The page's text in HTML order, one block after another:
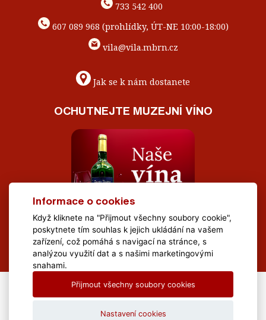
733 542 400
607 089 968 (prohlídky, ÚT-NE 10:00-18:00)
vila@vila.mbrn.cz
Jak se k nám dostanete
OCHUTNEJTE MUZEJNÍ VÍNO
All Rights Reserved Muzeum Brněnska © 2020, Webdesign by
Informace o cookies
Když kliknete na "Přijmout všechny soubory cookie",
poskytnete tím souhlas k jejich ukládání na vašem
zařízení, což pomáhá s navigací na stránce, s
analýzou využití dat a s našimi marketingovými
snahami.
Přijmout všechny soubory cookies
Nastavení cookies